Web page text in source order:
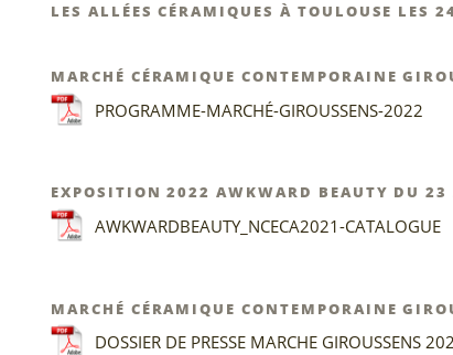
LES ALLÉES CÉRAMIQUES À TOULOUSE LES
MARCHÉ CÉRAMIQUE CONTEMPORAINE
PROGRAMME-MARCHÉ-GIROUSSENS-2022
EXPOSITION 2022 AWKWARD BEAUTY DU
AWKWARDBEAUTY_NCECA2021-CATALOGUE
MARCHÉ CÉRAMIQUE CONTEMPORAINE
DOSSIER DE PRESSE MARCHE GIROUSSENS